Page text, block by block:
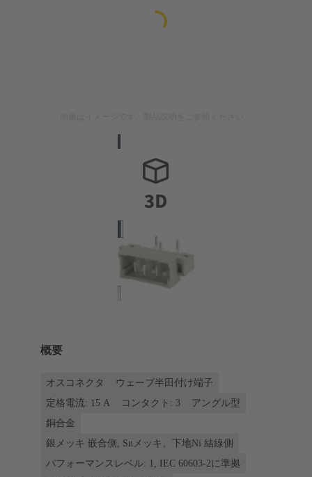
概要
オスコネクタ
ウェーブ半田付け端子
定格電流: ‌15 A
コンタクト: 3
アングル型
銅合金
銀メッキ 嵌合側, Snメッキ、下地Ni 結線側
パフォーマンスレベル: 1, IEC 60603-2に準拠